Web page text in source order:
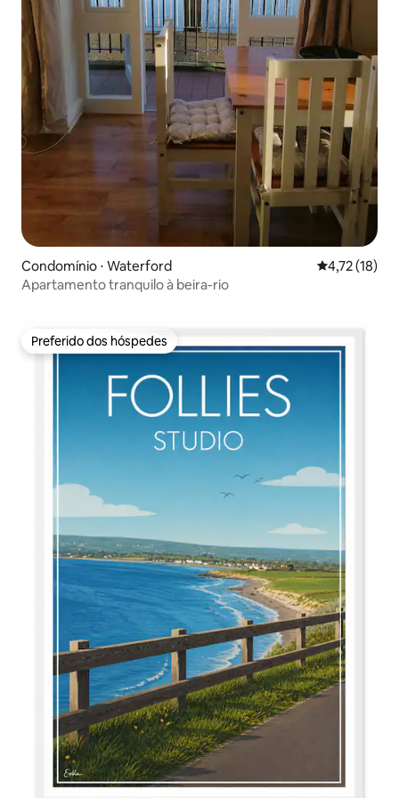
Condomínio ⋅ Waterford 4,72 de uma
4,72 (18)
Apartamento tranquilo à beira-rio
Preferido dos hóspedes
Preferido dos hóspedes